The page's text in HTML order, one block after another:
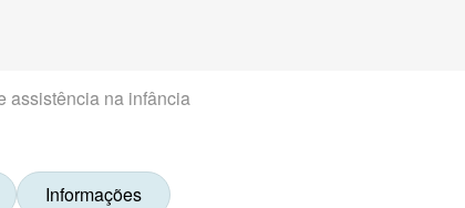
assistência na infância
Informações